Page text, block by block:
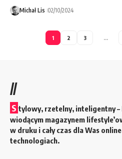
Michał Lis 02/10/2024
1 2 3
//
S tylowy, rzetelny, inteligentny –
wiodącym magazynem
w druku i cały czas dla Was
technologiach.